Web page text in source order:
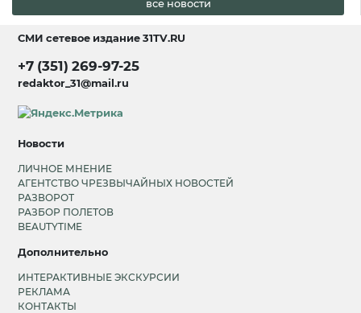
все новости
СМИ сетевое издание31TV.RU
+7 (351) 269-97-25
redaktor_31@mail.ru
Новости
ЛИЧНОЕ МНЕНИЕ
АГЕНТСТВО ЧРЕЗВЫЧАЙНЫХ НОВОСТЕЙ
РАЗВОРОТ
РАЗБОР ПОЛЕТОВ
BEAUTYTIME
Дополнительно
ИНТЕРАКТИВНЫЕ ЭКСКУРСИИ
РЕКЛАМА
КОНТАКТЫ